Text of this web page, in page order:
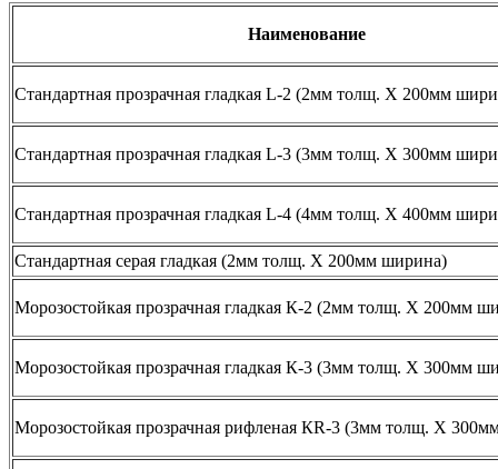
Наименование
Стандартная прозрачная гладкая L-2 (2мм толщ. Х 200мм
Стандартная прозрачная гладкая L-3 (3мм толщ. Х 300мм
Стандартная прозрачная гладкая L-4 (4мм толщ. Х 400мм
Стандартная серая гладкая (2мм толщ. Х 200мм ширина)
Морозостойкая прозрачная гладкая К-2 (2мм толщ. Х 200мм
Морозостойкая прозрачная гладкая К-3 (3мм толщ. Х 300мм
Морозостойкая прозрачная рифленая КR-3 (3мм толщ. Х